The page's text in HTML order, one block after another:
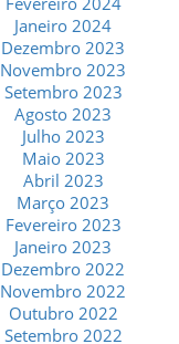
Janeiro 2024
Dezembro 2023
Novembro 2023
Setembro 2023
Agosto 2023
Julho 2023
Maio 2023
Abril 2023
Março 2023
Fevereiro 2023
Janeiro 2023
Dezembro 2022
Novembro 2022
Outubro 2022
Setembro 2022